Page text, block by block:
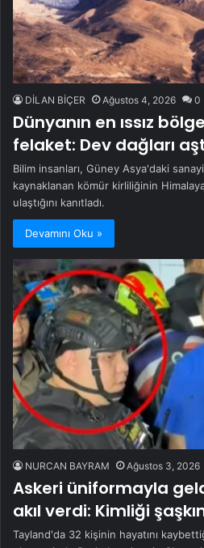
DİLAN BİÇER Ağustos 4, 2026 0
Dünyanın en ıssız
felaket: Dev dağları
Bilim insanları, Güney Asya'daki
kaynaklanan kömür kirliliğinin
ulaştığını kanıtladı.
Devamını Oku »
NURCAN BAYRAM Ağustos 3, 2026
Askeri üniformayla
akıl verdi: Kimliği
Tayland'da 32 kişinin hayatını